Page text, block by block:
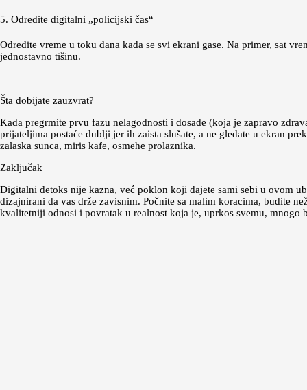
5. Odredite digitalni „policijski čas“
Odredite vreme u toku dana kada se svi ekrani gase. Na primer, sat
jednostavno tišinu.
Šta dobijate zauzvrat?
Kada pregrmite prvu fazu nelagodnosti i dosade (koja je zapravo
prijateljima postaće dublji jer ih zaista slušate, a ne gledate u ekran
zalaska sunca, miris kafe, osmehe prolaznika.
Zaključak
Digitalni detoks nije kazna, već poklon koji dajete sami sebi u ovom
dizajnirani da vas drže zavisnim. Počnite sa malim koracima, budite
kvalitetniji odnosi i povratak u realnost koja je, uprkos svemu,